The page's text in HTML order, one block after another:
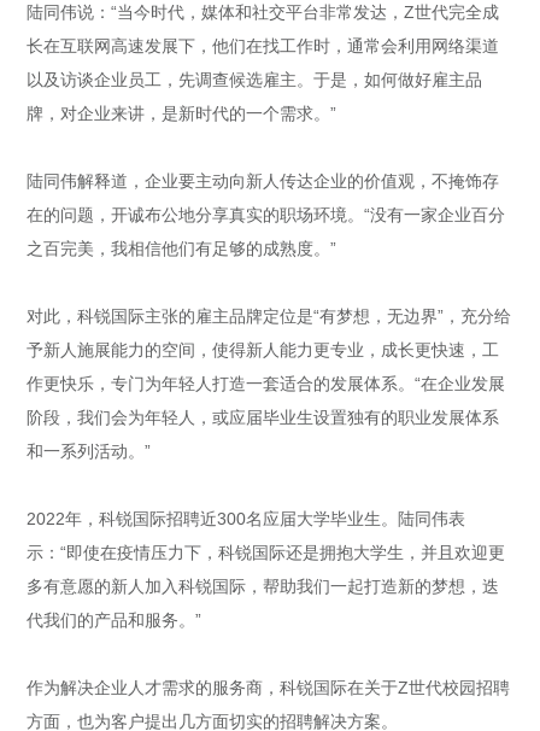
陆同伟说：“当今时代，媒体和社交平台非常发达，Z世代完全成
长在互联网高速发展下，他们在找工作时，通常会利用网络渠道
以及访谈企业员工，先调查候选雇主。于是，如何做好雇主品
牌，对企业来讲，是新时代的一个需求。”
陆同伟解释道，企业要主动向新人传达企业的价值观，不掩饰存
在的问题，开诚布公地分享真实的职场环境。“没有一家企业百分
之百完美，我相信他们有足够的成熟度。”
对此，科锐国际主张的雇主品牌定位是“有梦想，无边界”，充分给
予新人施展能力的空间，使得新人能力更专业，成长更快速，工
作更快乐，专门为年轻人打造一套适合的发展体系。“在企业发展
阶段，我们会为年轻人，或应届毕业生设置独有的职业发展体系
和一系列活动。”
2022年，科锐国际招聘近300名应届大学毕业生。陆同伟表
示：“即使在疫情压力下，科锐国际还是拥抱大学生，并且欢迎更
多有意愿的新人加入科锐国际，帮助我们一起打造新的梦想，迭
代我们的产品和服务。”
作为解决企业人才需求的服务商，科锐国际在关于Z世代校园招聘
方面，也为客户提出几方面切实的招聘解决方案。